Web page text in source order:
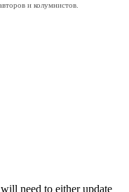
и колумнистов.
need to either update